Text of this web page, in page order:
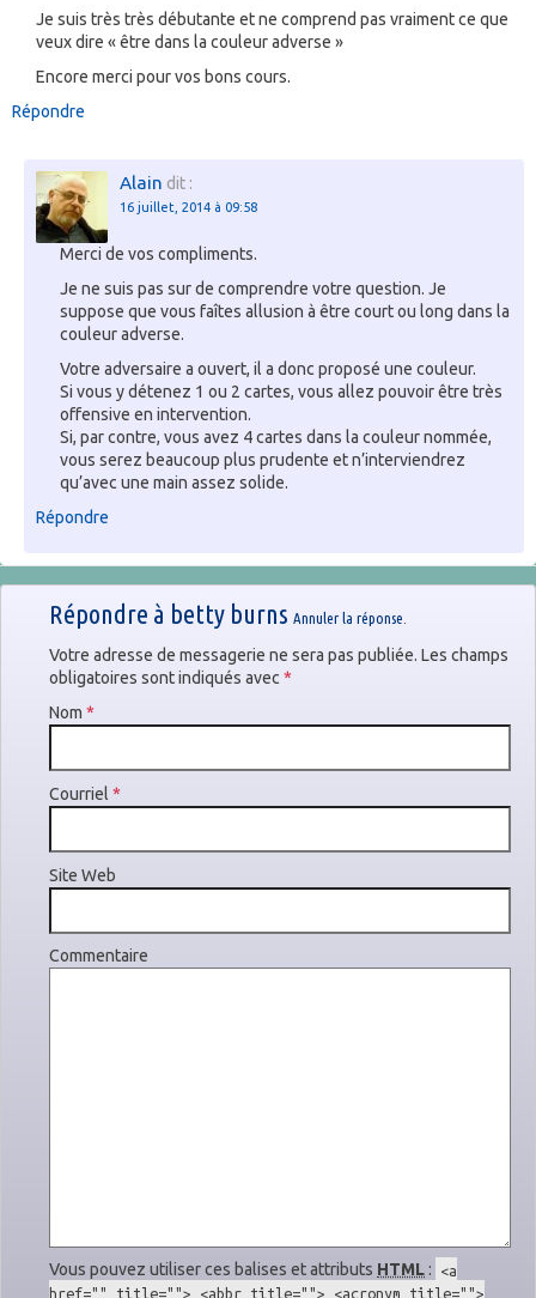
Je suis très très débutante et ne comprend pas vraiment ce que
veux dire « être dans la couleur adverse »
Encore merci pour vos bons cours.
Répondre
Alain dit :
16 juillet, 2014 à 09:58
Merci de vos compliments.
Je ne suis pas sur de comprendre votre question. Je
suppose que vous faîtes allusion à être court ou long dans la
couleur adverse.
Votre adversaire a ouvert, il a donc proposé une couleur.
Si vous y détenez 1 ou 2 cartes, vous allez pouvoir être très
offensive en intervention.
Si, par contre, vous avez 4 cartes dans la couleur nommée,
vous serez beaucoup plus prudente et n’interviendrez
qu’avec une main assez solide.
Répondre
Répondre à betty burns Annuler la réponse.
Votre adresse de messagerie ne sera pas publiée. Les champs
obligatoires sont indiqués avec *
Nom *
Courriel *
Site Web
Commentaire
Vous pouvez utiliser ces balises et attributs HTML :
<a
href="" title=""> <abbr title=""> <acronym title="">